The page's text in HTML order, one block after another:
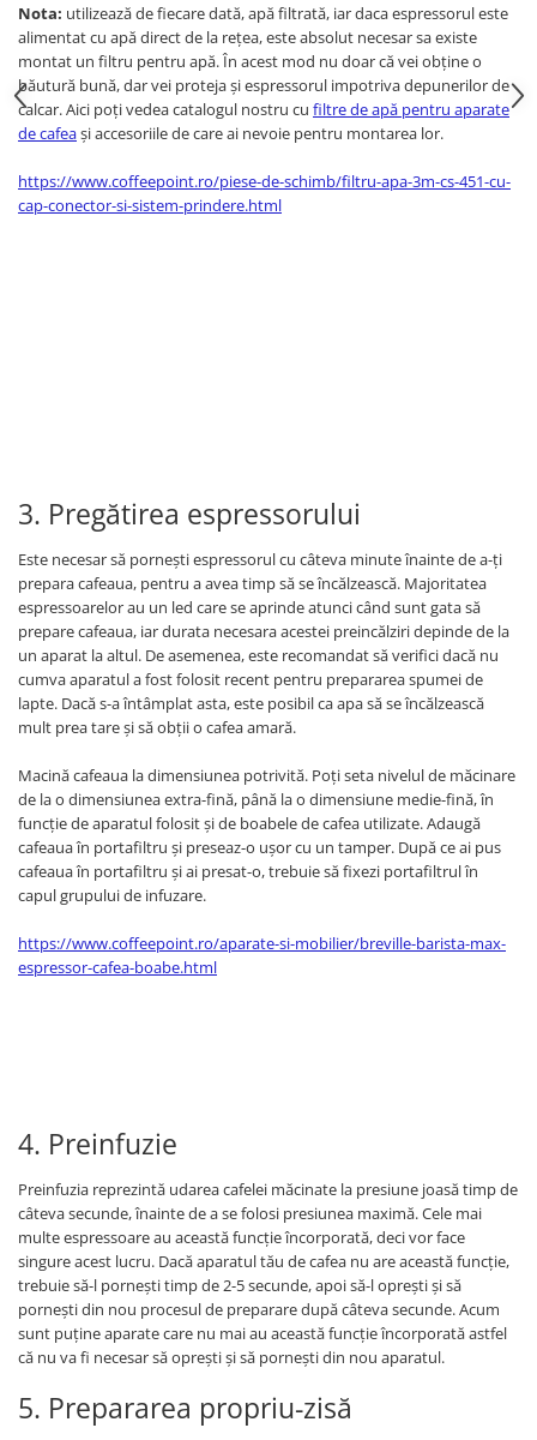
Nota: utilizează de fiecare dată, apă filtrată, iar daca espressorul este
alimentat cu apă direct de la rețea, este absolut necesar sa existe
montat un filtru pentru apă. În acest mod nu doar că vei obține o
băutură bună, dar vei proteja și espressorul impotriva depunerilor de
calcar. Aici poți vedea catalogul nostru cu filtre de apă pentru aparate
de cafeași accesoriile de care ai nevoie pentru montarea lor.
https://www.coffeepoint.ro/piese-de-schimb/filtru-apa-3m-cs-451-cu-
cap-conector-si-sistem-prindere.html
3. Pregătirea espressorului
Este necesar să pornești espressorul cu câteva minute înainte de a-ți
prepara cafeaua, pentru a avea timp să se încălzească. Majoritatea
espressoarelor au un led care se aprinde atunci când sunt gata să
prepare cafeaua, iar durata necesara acestei preincălziri depinde de la
un aparat la altul. De asemenea, este recomandat să verifici dacă nu
cumva aparatul a fost folosit recent pentru prepararea spumei de
lapte. Dacă s-a întâmplat asta, este posibil ca apa să se încălzească
mult prea tare și să obții o cafea amară.
Macină cafeaua la dimensiunea potrivită. Poți seta nivelul de măcinare
de la o dimensiunea extra-fină, până la o dimensiune medie-fină, în
funcție de aparatul folosit și de boabele de cafea utilizate. Adaugă
cafeaua în portafiltru și preseaz-o ușor cu un tamper. După ce ai pus
cafeaua în portafiltru și ai presat-o, trebuie să fixezi portafiltrul în
capul grupului de infuzare.
https://www.coffeepoint.ro/aparate-si-mobilier/breville-barista-max-
espressor-cafea-boabe.html
4. Preinfuzie
Preinfuzia reprezintă udarea cafelei măcinate la presiune joasă timp de
câteva secunde, înainte de a se folosi presiunea maximă. Cele mai
multe espressoare au această funcție încorporată, deci vor face
singure acest lucru. Dacă aparatul tău de cafea nu are această funcție,
trebuie să-l pornești timp de 2-5 secunde, apoi să-l oprești și să
pornești din nou procesul de preparare după câteva secunde. Acum
sunt puține aparate care nu mai au această funcție încorporată astfel
că nu va fi necesar să oprești și să pornești din nou aparatul.
5. Prepararea propriu-zisă